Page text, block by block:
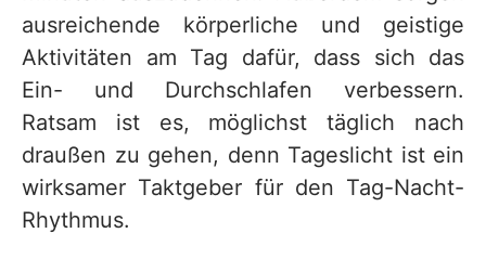
ausreichende körperliche und geistige
Aktivitäten am Tag dafür, dass sich das
Ein- und Durchschlafen verbessern.
Ratsam ist es, möglichst täglich nach
draußen zu gehen, denn Tageslicht ist ein
wirksamer Taktgeber für den Tag-Nacht-
Rhythmus.